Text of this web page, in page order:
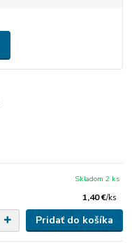
1,40 €/ks
Skladom 2 ks
Pridať do košíka